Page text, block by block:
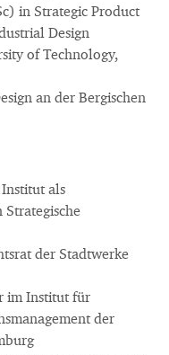
in Strategic Product
Design
of Technology,
an der Bergischen
als
Strategische
der Stadtwerke
im Institut für
der